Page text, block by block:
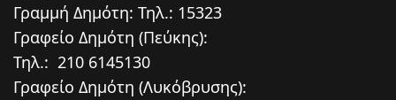
Γραμμή Δημότη: Τηλ.: 15323
Γραφείο Δημότη (Πεύκης):
Τηλ.: 210 6145130
Γραφείο Δημότη (Λυκόβρυσης):